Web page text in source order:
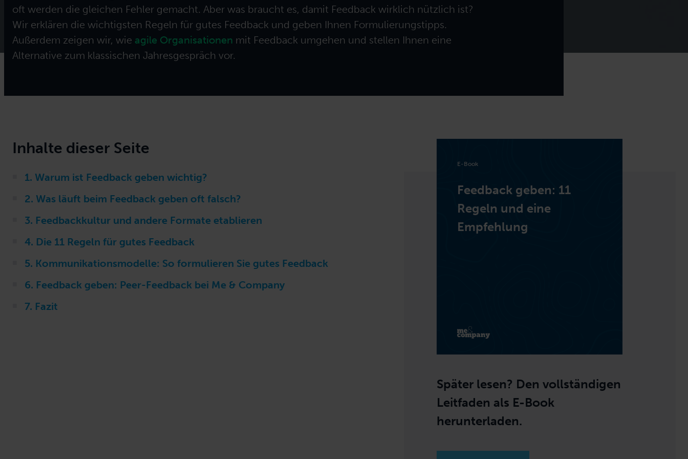
Training für Ihren Bedarf zusammen.
Ausbildungen für neue Rolle ausbilden.
oft werden die gleichen Fehler gemacht. Aber was braucht es, damit Feedback wirklich nützlich ist?
Wir erklären die wichtigsten Regeln für gutes Feedback und geben Ihnen Formulierungstipps.
Außerdem zeigen wir, wie agile Organisationen mit Feedback umgehen und stellen Ihnen eine
Alternative zum klassischen Jahresgespräch vor.
Inhalte dieser Seite
1. Warum ist Feedback geben wichtig?
2. Was läuft beim Feedback geben oft falsch?
3. Feedbackkultur und andere Formate etablieren
4. Die 11 Regeln für gutes Feedback
5. Kommunikationsmodelle: So formulieren Sie gutes Feedback
6. Feedback geben: Peer-Feedback bei Me & Company
7. Fazit
E-Book
Feedback geben: 11
Regeln und eine
Empfehlung
Später lesen? Den vollständigen
Leitfaden als E-Book
herunterladen.